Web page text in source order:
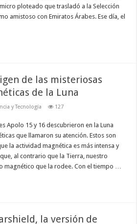
ploteado que trasladó a la Selección
amistoso con Emiratos Árabes. Ese día, el
de las misteriosas
de la Luna
y Tecnología 127
Apolo 15 y 16 descubrieron en la Luna
que llamaron su atención. Estos son
la actividad magnética es más intensa y
al contrario que la Tierra, nuestro
magnético que la rodee. Con el tiempo …
la versión de